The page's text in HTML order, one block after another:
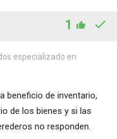
1
especializado en
beneficio de inventario,
de los bienes y si las
no responden.